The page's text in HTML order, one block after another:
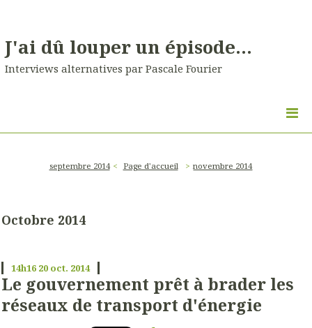
J'ai dû louper un épisode...
Interviews alternatives par Pascale Fourier
septembre 2014 Page d'accueil novembre 2014
Octobre 2014
14h16 20 oct. 2014
Le gouvernement prêt à brader les
réseaux de transport d'énergie